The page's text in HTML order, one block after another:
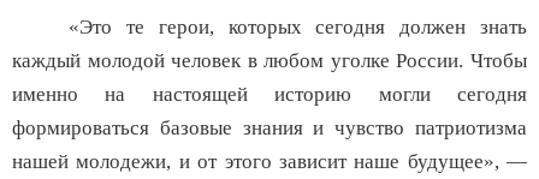
«Это те герои, которых сегодня должен знать
каждый молодой человек в любом уголке России. Чтобы
именно на настоящей историю могли сегодня
формироваться базовые знания и чувство патриотизма
нашей молодежи, и от этого зависит наше будущее», —